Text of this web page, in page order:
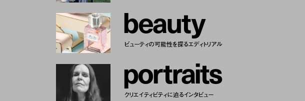
beauty
ビューティの可能性を探るエディトリアル
portraits
クリエイティビティに迫るインタビュー